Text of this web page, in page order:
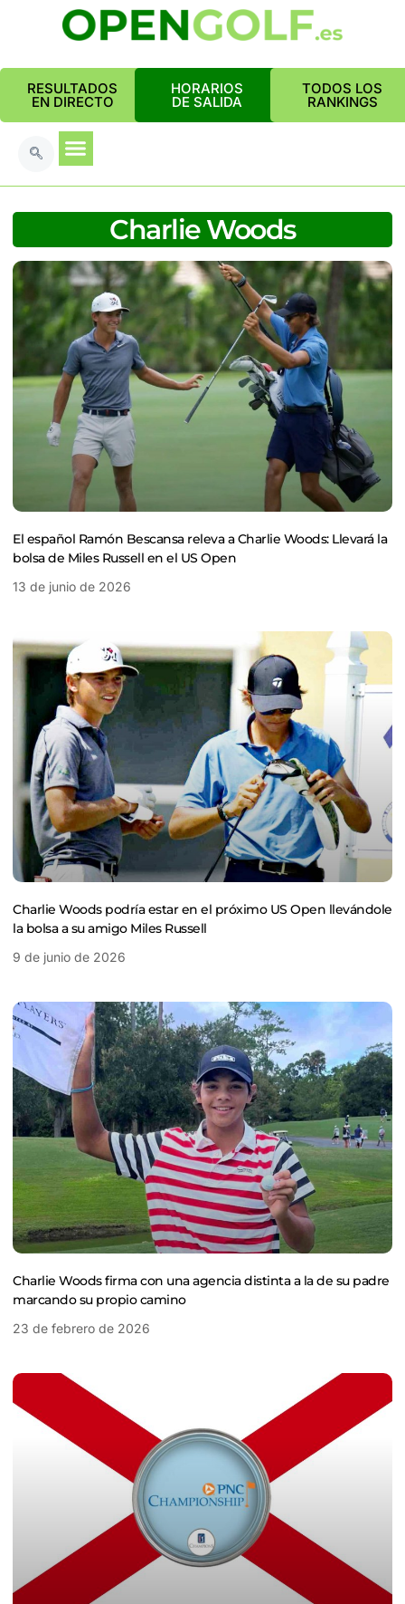
RESULTADOS
EN DIRECTO
HORARIOS
DE SALIDA
TODOS LOS
RANKINGS
Charlie Woods
El español Ramón Bescansa releva a Charlie Woods: Llevará la
bolsa de Miles Russell en el US Open
13 de junio de 2026
Charlie Woods podría estar en el próximo US Open llevándole
la bolsa a su amigo Miles Russell
9 de junio de 2026
Charlie Woods firma con una agencia distinta a la de su padre
marcando su propio camino
23 de febrero de 2026